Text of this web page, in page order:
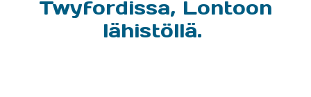
Twyfordissa, Lontoon
lähistöllä.